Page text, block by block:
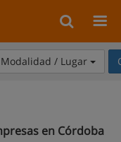
Modalidad / Lugar
en Córdoba